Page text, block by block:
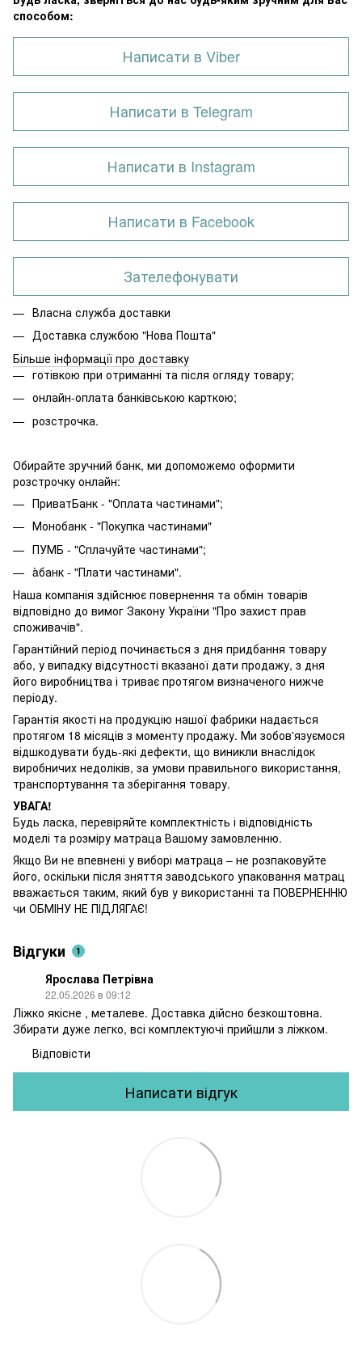
способом:
Написати в Viber
Написати в Telegram
Написати в Instagram
Написати в Facebook
Зателефонувати
Власна служба доставки
Доставка службою "Нова Пошта"
Більше інформації про доставку
готівкою при отриманні та після огляду товару;
онлайн-оплата банківською карткою;
розстрочка.
Обирайте зручний банк, ми допоможемо оформити
розстрочку онлайн:
ПриватБанк - "Оплата частинами";
Монобанк - "Покупка частинами"
ПУМБ - "Сплачуйте частинами";
àбанк - "Плати частинами".
Наша компанія здійснює повернення та обмін товарів
відповідно до вимог Закону України "Про захист прав
споживачів".
Гарантійний період починається з дня придбання товару
або, у випадку відсутності вказаної дати продажу, з дня
його виробництва і триває протягом визначеного нижче
періоду.
Гарантія якості на продукцію нашої фабрики надається
протягом 18 місяців з моменту продажу. Ми зобов'язуємося
відшкодувати будь-які дефекти, що виникли внаслідок
виробничих недоліків, за умови правильного використання,
транспортування та зберігання товару.
УВАГА!
Будь ласка, перевіряйте комплектність і відповідність
моделі та розміру матраца Вашому замовленню.
Якщо Ви не впевнені у виборі матраца – не розпаковуйте
його, оскільки після зняття заводського упаковання матрац
вважається таким, який був у використанні та ПОВЕРНЕННЮ
чи ОБМІНУ НЕ ПІДЛЯГАЄ!
Відгуки 1
Ярослава Петрівна
22.05.2026 в 09:12
Ліжко якісне , металеве. Доставка дійсно безкоштовна.
Збирати дуже легко, всі комплектуючі прийшли з ліжком.
Відповісти
Написати відгук